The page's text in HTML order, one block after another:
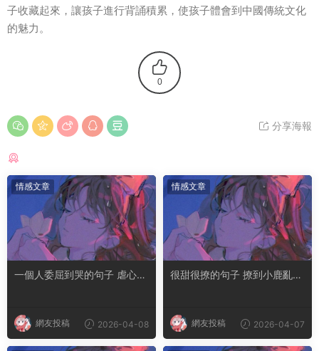
子收藏起來，讓孩子進行背誦積累，使孩子體會到中國傳統文化
的魅力。
0
分享海報
情感文章
一個人委屈到哭的句子 虐心到
網友投稿 2026-04-08
情感文章
很甜很撩的句子 撩到小鹿亂撞
網友投稿 2026-04-07